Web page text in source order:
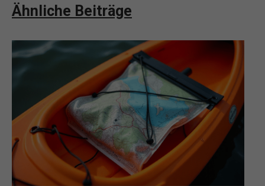
Ähnliche Beiträge